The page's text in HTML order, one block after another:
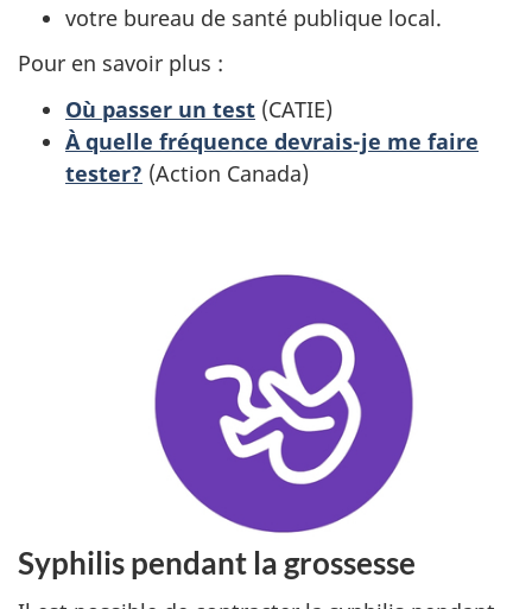
votre bureau de santé publique local.
Pour en savoir plus :
Où passer un test (CATIE)
À quelle fréquence devrais-je me faire
tester? (Action Canada)
Syphilis pendant la grossesse